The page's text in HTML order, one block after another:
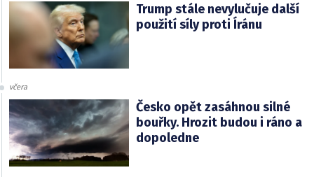
Trump stále nevylučuje další
použití síly proti Íránu
včera
Česko opět zasáhnou silné
bouřky. Hrozit budou i ráno a
dopoledne